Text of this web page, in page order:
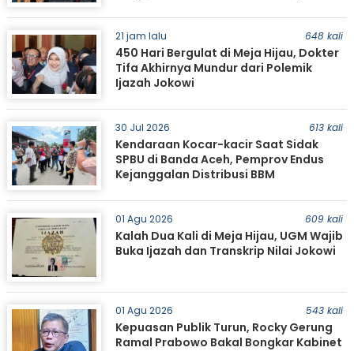
21 jam lalu 648 kali
450 Hari Bergulat di Meja Hijau, Dokter
Tifa Akhirnya Mundur dari Polemik
Ijazah Jokowi
30 Jul 2026 613 kali
Kendaraan Kocar-kacir Saat Sidak
SPBU di Banda Aceh, Pemprov Endus
Kejanggalan Distribusi BBM
01 Agu 2026 609 kali
Kalah Dua Kali di Meja Hijau, UGM Wajib
Buka Ijazah dan Transkrip Nilai Jokowi
01 Agu 2026 543 kali
Kepuasan Publik Turun, Rocky Gerung
Ramal Prabowo Bakal Bongkar Kabinet